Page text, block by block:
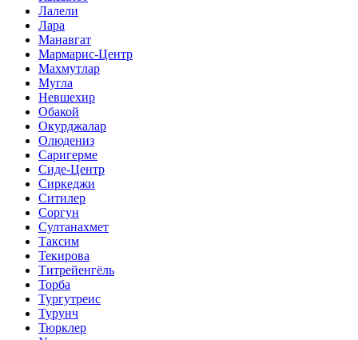
Лалели
Лара
Манавгат
Мармарис-Центр
Махмутлар
Мугла
Невшехир
Обакой
Окурджалар
Олюдениз
Саригерме
Сиде-Центр
Сиркеджи
Ситилер
Соргун
Султанахмет
Таксим
Текирова
Титрейенгёль
Торба
Тургутреис
Турунч
Тюрклер